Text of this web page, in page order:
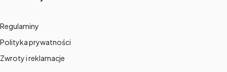
Regulaminy
Polityka prywatności
Zwroty i reklamacje